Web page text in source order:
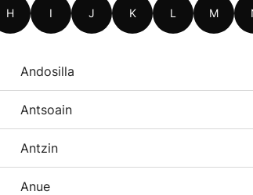
H I J K L M
Andosilla
Antsoain
Antzin
Anue